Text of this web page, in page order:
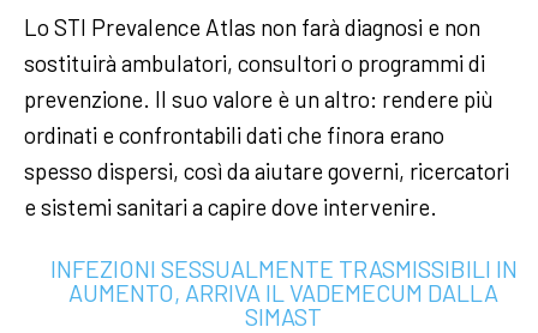
Lo STI Prevalence Atlas non farà diagnosi e non
sostituirà ambulatori, consultori o programmi di
prevenzione. Il suo valore è un altro: rendere più
ordinati e confrontabili dati che finora erano
spesso dispersi, così da aiutare governi, ricercatori
e sistemi sanitari a capire dove intervenire.
INFEZIONI SESSUALMENTE TRASMISSIBILI IN
AUMENTO, ARRIVA IL VADEMECUM DALLA
SIMAST